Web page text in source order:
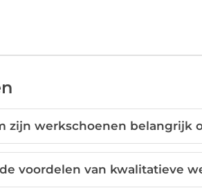
zijn werkschoenen belangrijk
voordelen van kwalitatieve